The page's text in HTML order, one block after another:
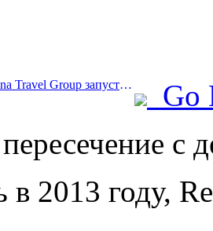
Prev:Компания China Travel Group запустила бренд 'China Travel Good Times' для расширения своего присутствия на рынке туризма для пожилых людей.
Go
с
в 2013 году,